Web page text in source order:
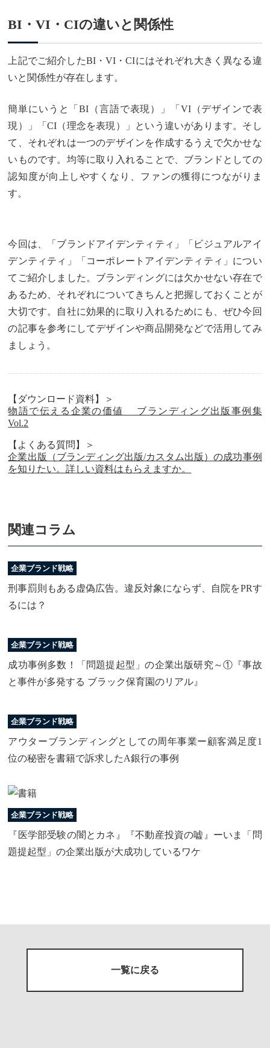
BI・VI・CIの違いと関係性
上記でご紹介したBI・VI・CIにはそれぞれ大きく異なる違
いと関係性が存在します。
簡単にいうと「BI（言語で表現）」「VI（デザインで表
現）」「CI（理念を表現）」という違いがあります。そし
て、それぞれは一つのデザインを作成するうえで欠かせな
いものです。均等に取り入れることで、ブランドとしての
認知度が向上しやすくなり、ファンの獲得につながりま
す。
今回は、「ブランドアイデンティティ」「ビジュアルアイ
デンティティ」「コーポレートアイデンティティ」につい
てご紹介しました。ブランディングには欠かせない存在で
あるため、それぞれについてきちんと把握しておくことが
大切です。自社に効果的に取り入れるためにも、ぜひ今回
の記事を参考にしてデザインや商品開発などで活用してみ
ましょう。
【ダウンロード資料】＞
物語で伝える企業の価値 ブランディング出版事例集
Vol.2
【よくある質問】＞
企業出版（ブランディング出版/カスタム出版）の成功事例
を知りたい。詳しい資料はもらえますか。
関連コラム
企業ブランド戦略
刑事罰則もある虚偽広告。違反対象にならず、自院をPRす
るには？
企業ブランド戦略
成功事例多数！「問題提起型」の企業出版研究～①『事故
と事件が多発する ブラック保育園のリアル』
企業ブランド戦略
アウターブランディングとしての周年事業ー顧客満足度1
位の秘密を書籍で訴求したA銀行の事例
企業ブランド戦略
『医学部受験の闇とカネ』『不動産投資の嘘』ーいま「問
題提起型」の企業出版が大成功しているワケ
一覧に戻る